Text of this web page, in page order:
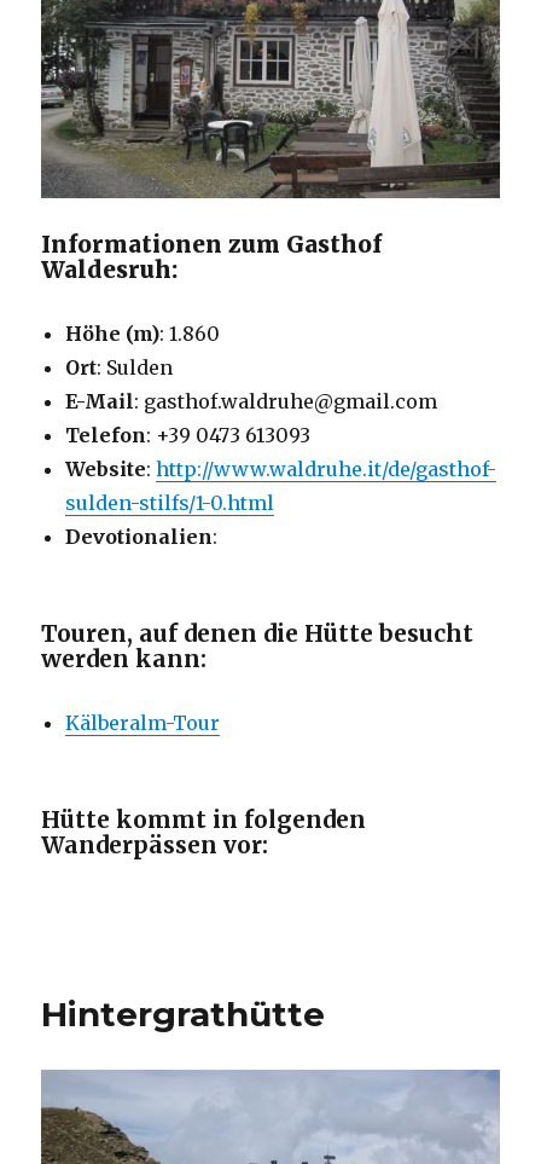
Informationen zum Gasthof
Waldesruh:
Höhe (m): 1.860
Ort: Sulden
E-Mail: gasthof.waldruhe@gmail.com
Telefon: +39 0473 613093
Website:http://www.waldruhe.it/de/gasthof-
sulden-stilfs/1-0.html
Devotionalien:
Touren, auf denen die Hütte besucht
werden kann:
Kälberalm-Tour
Hütte kommt in folgenden
Wanderpässen vor:
Hintergrathütte